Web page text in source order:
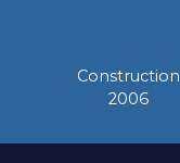
Construction
2006